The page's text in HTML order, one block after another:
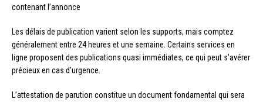
contenant l’annonce
Les délais de publication varient selon les supports, mais comptez
généralement entre 24 heures et une semaine. Certains services en
ligne proposent des publications quasi immédiates, ce qui peut s’avérer
précieux en cas d’urgence.
L’attestation de parution constitue un document fondamental qui sera